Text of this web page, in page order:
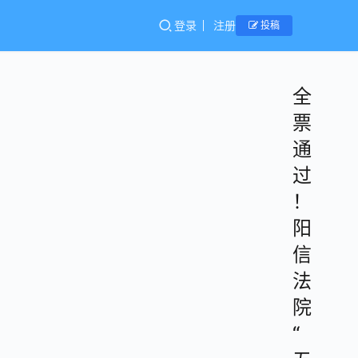
登录 注册 投稿
全
票
通
过
！
阳
信
法
院
“